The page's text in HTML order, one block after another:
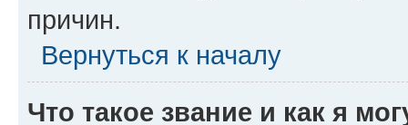
причин.
Вернуться к началу
Что такое звание и как я